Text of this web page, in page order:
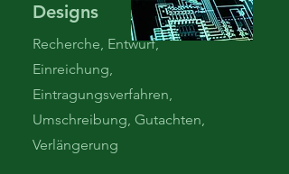
Designs
Recherche, Entwurf,
Einreichung,
Eintragungsverfahren,
Umschreibung, Gutachten,
Verlängerung